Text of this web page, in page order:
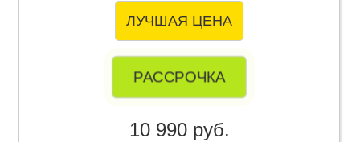
ЛУЧШАЯ ЦЕНА
РАССРОЧКА
10 990 руб.